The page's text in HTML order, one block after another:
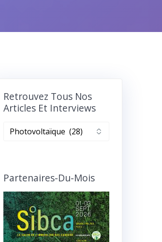
Retrouvez Tous Nos
Articles Et Interviews
Retrouvez
et
Partenaires-Du-Mois